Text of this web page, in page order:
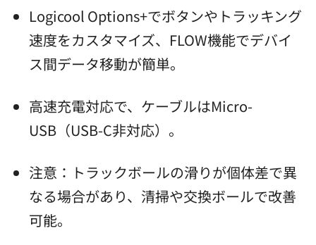
Logicool Options+でボタンやトラッキング
速度をカスタマイズ、FLOW機能でデバイ
ス間データ移動が簡単。
高速充電対応で、ケーブルはMicro-
USB（USB-C非対応）。
注意：トラックボールの滑りが個体差で異
なる場合があり、清掃や交換ボールで改善
可能。